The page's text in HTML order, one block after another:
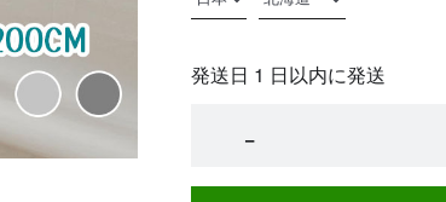
発送日 1 日以内に発送
−